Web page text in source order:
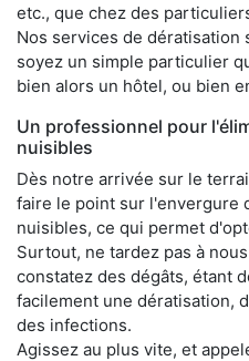
etc., que chez des
Nos services de dératisation
soyez un simple particulier
bien alors un hôtel, ou bien
Un professionnel pour
nuisibles
Dès notre arrivée sur le
faire le point sur l'envergure
nuisibles, ce qui permet
Surtout, ne tardez pas à
constatez des dégâts, étant
facilement une dératisation,
des infections.
Agissez au plus vite, et